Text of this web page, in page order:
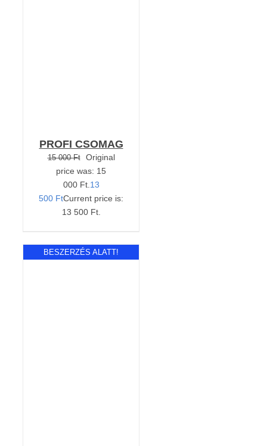
PROFI CSOMAG
15 000Ft
Original
price was: 15
000 Ft.13
500 FtCurrent price is:
13 500 Ft.
BESZERZÉS ALATT!